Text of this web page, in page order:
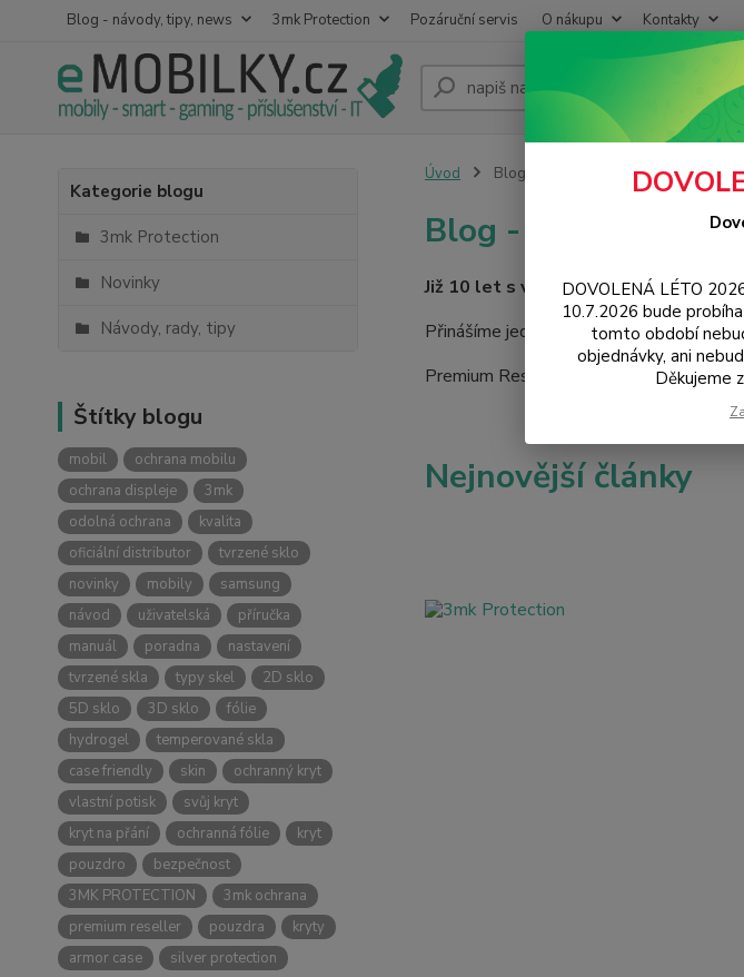
Blog - návody, tipy, news 3mk Protection Pozáruční servis O nákupu Kontakty
Kategorie blogu
3mk Protection
Novinky
Návody, rady, tipy
Štítky blogu
mobil
ochrana mobilu
ochrana displeje
3mk
odolná ochrana
kvalita
oficiální distributor
tvrzené sklo
novinky
mobily
samsung
návod
uživatelská
příručka
manuál
poradna
nastavení
tvrzené skla
typy skel
2D sklo
5D sklo
3D sklo
fólie
hydrogel
temperované skla
case friendly
skin
ochranný kryt
vlastní potisk
svůj kryt
kryt na přání
ochranná fólie
kryt
pouzdro
bezpečnost
3MK PROTECTION
3mk ochrana
premium reseller
pouzdra
kryty
armor case
silver protection
Úvod Blog - návody, tipy, news
Blog - návody, tipy,
Již 10 let s vámi, specialisté na
Přinášíme jednu novinku za druhou.
Premium Reseller a distributor 3mk
Nejnovější články
DOVOLENÁ LÉTO
10.7.2026 bude
tomto období
objednávky, ani
Děkujeme